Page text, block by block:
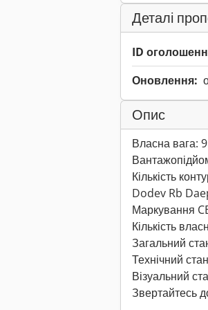
Деталі
ID
Оновлення:
Опис
Власна вага:
Кількість
Dodev Rb
Маркування
Кількість
Загальний
Технічний
Візуальний
Звертайтесь